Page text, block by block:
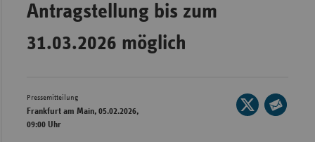
Antragstellung bis zum
31.03.2026 möglich
Pressemitteilung
Frankfurt am Main, 05.02.2026,
09:00 Uhr
Seite
auf